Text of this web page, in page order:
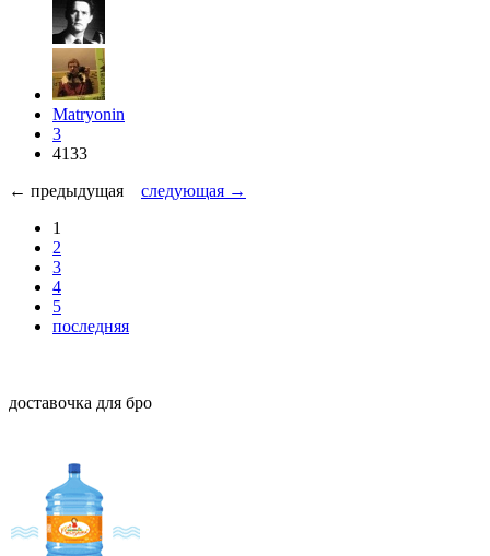
Matryonin
3
4133
← предыдущая следующая →
1
2
3
4
5
последняя
доставочка для бро